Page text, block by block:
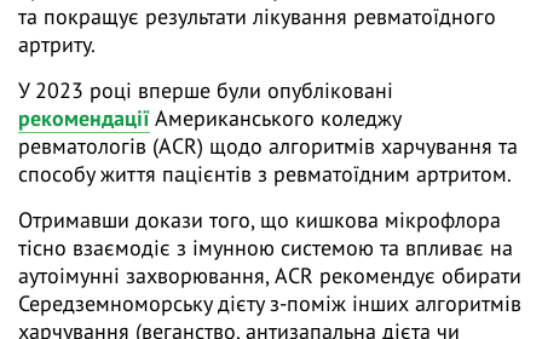
та покращує результати лікування ревматоїдного
артриту.
У 2023 році вперше були опубліковані
рекомендаціїАмериканського коледжу
ревматологів (ACR) щодо алгоритмів харчування та
способу життя пацієнтів з ревматоїдним артритом.
Отримавши докази того, що кишкова мікрофлора
тісно взаємодіє з імунною системою та впливає на
аутоімунні захворювання, ACR рекомендує обирати
Середземноморську дієту з-поміж інших алгоритмів
харчування (веганство, антизапальна дієта чи